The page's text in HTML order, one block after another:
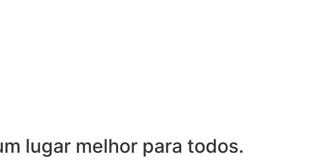
lugar melhor para todos.